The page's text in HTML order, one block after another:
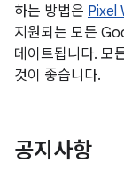
하는 방법은 Pixel
지원되는 모든
데이트됩니다. 모
것이 좋습니다.
공지사항